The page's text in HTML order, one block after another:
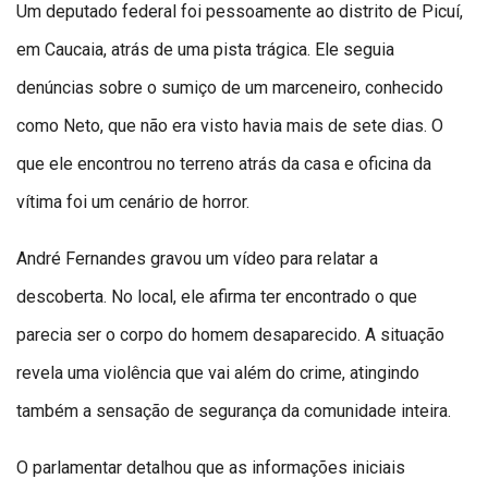
Um deputado federal foi pessoamente ao distrito de Picuí,
em Caucaia, atrás de uma pista trágica. Ele seguia
denúncias sobre o sumiço de um marceneiro, conhecido
como Neto, que não era visto havia mais de sete dias. O
que ele encontrou no terreno atrás da casa e oficina da
vítima foi um cenário de horror.
André Fernandes gravou um vídeo para relatar a
descoberta. No local, ele afirma ter encontrado o que
parecia ser o corpo do homem desaparecido. A situação
revela uma violência que vai além do crime, atingindo
também a sensação de segurança da comunidade inteira.
O parlamentar detalhou que as informações iniciais